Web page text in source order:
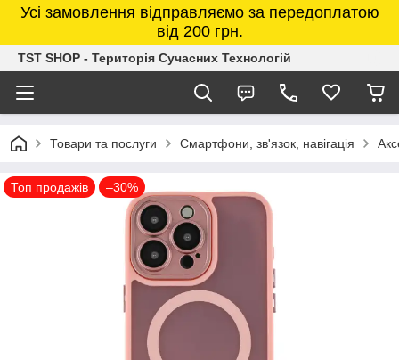
Усі замовлення відправляємо за передоплатою
від 200 грн.
TST SHOP - Територія Сучасних Технологій
Товари та послуги Смартфони, зв'язок, навігація
Топ продажів –30%